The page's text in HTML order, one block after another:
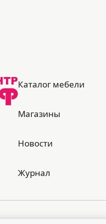
Каталог мебели
Магазины
Новости
Журнал